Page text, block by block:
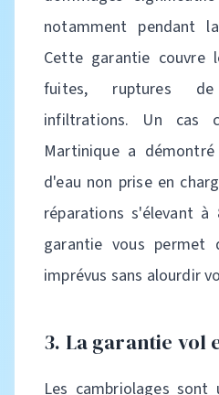
notamment pendant
Cette garantie couvre
fuites, ruptures
infiltrations. Un cas
Martinique a
d'eau non prise en
réparations s'élevant
garantie vous
imprévus sans alourdir
3. La garantie vol
Les cambriolages